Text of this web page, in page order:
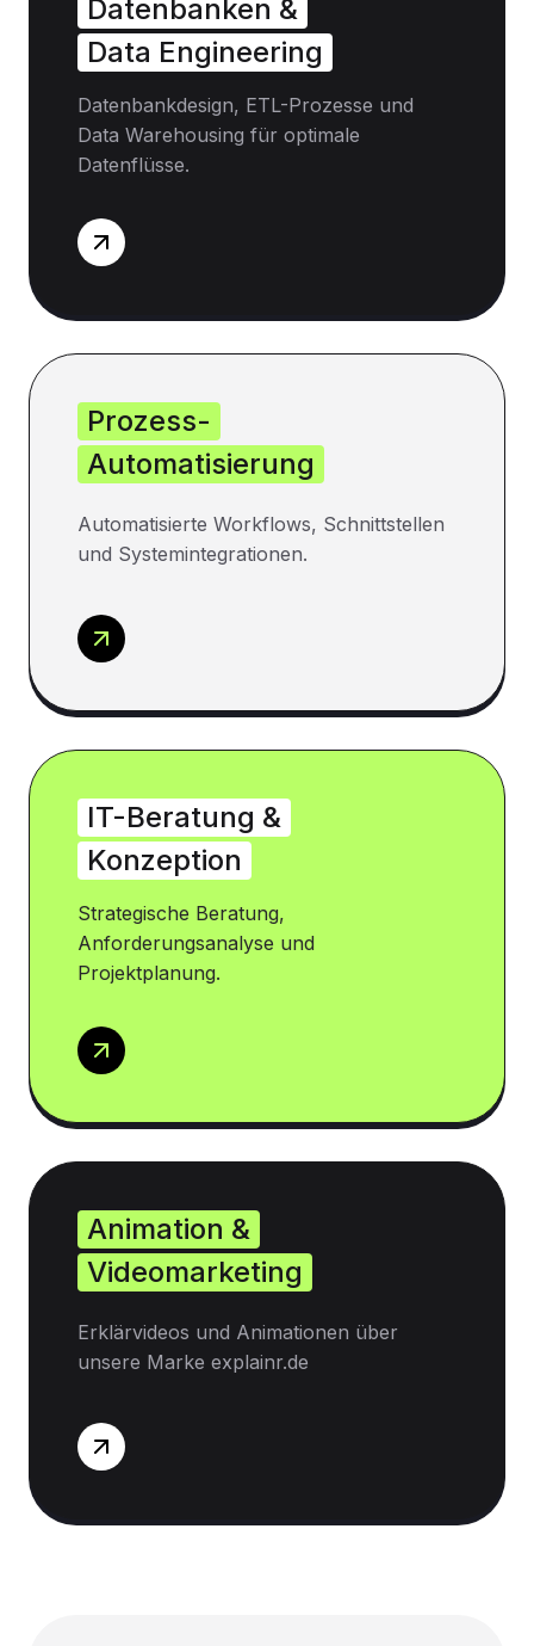
Datenbanken &
Data Engineering
Datenbankdesign, ETL-Prozesse und
Data Warehousing für optimale
Datenflüsse.
Prozess-
Automatisierung
Automatisierte Workflows, Schnittstellen
und Systemintegrationen.
IT-Beratung &
Konzeption
Strategische Beratung,
Anforderungsanalyse und
Projektplanung.
Animation &
Videomarketing
Erklärvideos und Animationen über
unsere Marke explainr.de